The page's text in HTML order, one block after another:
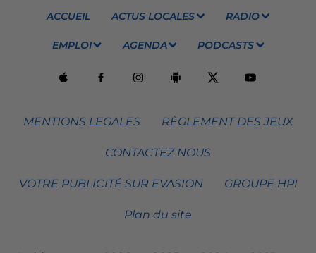
ACCUEIL ACTUS LOCALES RADIO
EMPLOI AGENDA PODCASTS
MENTIONS LEGALES RÈGLEMENT DES JEUX
CONTACTEZ NOUS
VOTRE PUBLICITÉ SUR EVASION GROUPE HPI
Plan du site